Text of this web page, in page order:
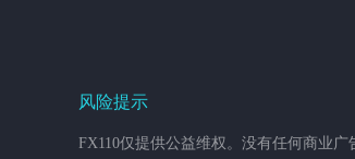
风险提示
FX110仅提供公益维权。没有任何商业